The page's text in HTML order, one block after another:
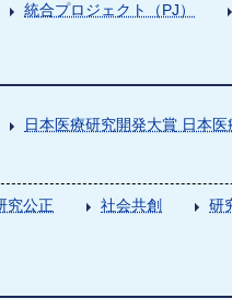
統合プロジェクト（PJ）
日本医療研究開発大賞 日本
究公正 社会共創 研